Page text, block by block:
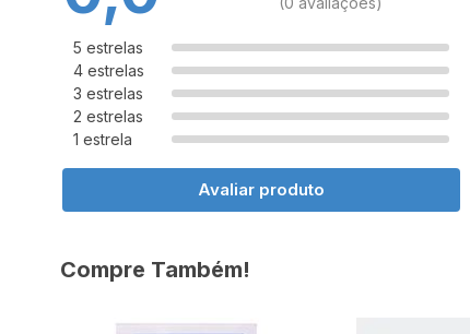
5 estrelas
4 estrelas
3 estrelas
2 estrelas
1 estrela
Avaliar produto
Compre Também!